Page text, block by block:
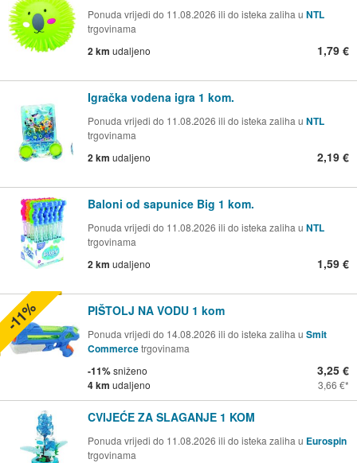
Ponuda vrijedi do 11.08.2026 ili do isteka zaliha u NTL
trgovinama
2 km udaljeno 1,79 €
Igračka vodena igra 1 kom.
Ponuda vrijedi do 11.08.2026 ili do isteka zaliha u NTL
trgovinama
2 km udaljeno 2,19 €
Baloni od sapunice Big 1 kom.
Ponuda vrijedi do 11.08.2026 ili do isteka zaliha u NTL
trgovinama
2 km udaljeno 1,59 €
PIŠTOLJ NA VODU 1 kom
Ponuda vrijedi do 14.08.2026 ili do isteka zaliha u Smit
Commercetrgovinama
-11%sniženo
4 km udaljeno
3,25 €
3,66 €
-11%
CVIJEĆE ZA SLAGANJE 1 KOM
Ponuda vrijedi do 11.08.2026 ili do isteka zaliha u Eurospin
trgovinama